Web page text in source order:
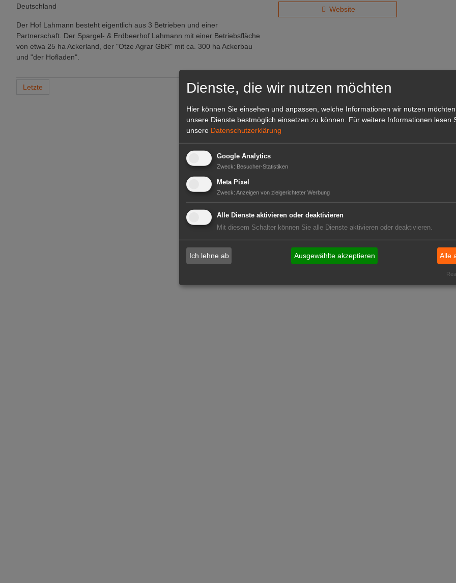
Deutschland
Der Hof Lahmann besteht eigentlich aus 3 Betrieben und einer
Partnerschaft. Der Spargel- & Erdbeerhof Lahmann mit einer Betriebsfläche
von etwa 25 ha Ackerland, der "Otze Agrar GbR" mit ca. 300 ha Ackerbau
und "der Hofladen".
Website
Letzte Dienste, die wir nutzen möchten
Hier können Sie einsehen und anpassen, welche Informationen wir nutzen
unsere Dienste bestmöglich einsetzen zu können.
Für weitere Informationen lesen
unsere Datenschutzerklärung
Google Analytics
Zweck: Besucher-Statistiken
Meta Pixel
Zweck: Anzeigen von zielgerichteter Werbung
Alle Dienste aktivieren oder deaktivieren
Mit diesem Schalter können Sie alle Dienste aktivieren oder deaktivieren.
Ich lehne ab Ausgewählte akzeptieren Alle